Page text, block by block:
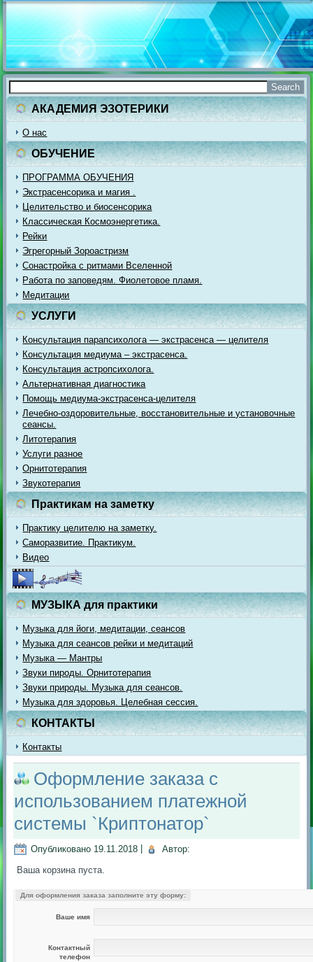
АКАДЕМИЯ ЭЗОТЕРИКИ
О нас
ОБУЧЕНИЕ
ПРОГРАММА ОБУЧЕНИЯ
Экстрасенсорика и магия .
Целительство и биосенсорика
Классическая Космоэнергетика.
Рейки
Эгрегорный Зороастризм
Сонастройка с ритмами Вселенной
Работа по заповедям. Фиолетовое пламя.
Медитации
УСЛУГИ
Консультация парапсихолога — экстрасенса — целителя
Консультация медиума – экстрасенса.
Консультация астропсихолога.
Альтернативная диагностика
Помощь медиума-экстрасенса-целителя
Лечебно-оздоровительные, восстановительные и установочные
сеансы.
Литотерапия
Услуги разное
Орнитотерапия
Звукотерапия
Практикам на заметку
Практику целителю на заметку.
Саморазвитие. Практикум.
Видео
МУЗЫКА для практики
Музыка для йоги, медитации, сеансов
Музыка для сеансов рейки и медитаций
Музыка — Мантры
Звуки пироды. Орнитотерапия
Звуки природы. Музыка для сеансов.
Музыка для здоровья. Целебная сессия.
КОНТАКТЫ
Контакты
Оформление заказа с
использованием платежной
системы `Криптонатор`
Опубликовано 19.11.2018 Автор:
Ваша корзина пуста.
Для оформления заказа заполните эту форму:
Ваше имя
Контактный
телефон